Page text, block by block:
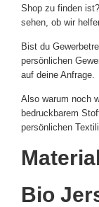
Shop zu finden
sehen, ob wir
Bist du
persönlichen
auf deine Anfrage.
Also warum noch
bedruckbarem
persönlichen
Bio